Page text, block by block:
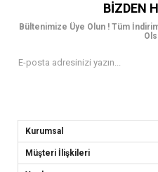
BIZDEN
Bültenimize Üye Olun ! Tüm
Kurumsal
Müşteri İlişkileri